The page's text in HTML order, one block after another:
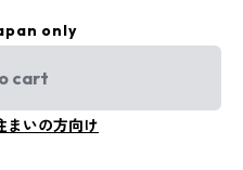
only
cart
まいの方向け